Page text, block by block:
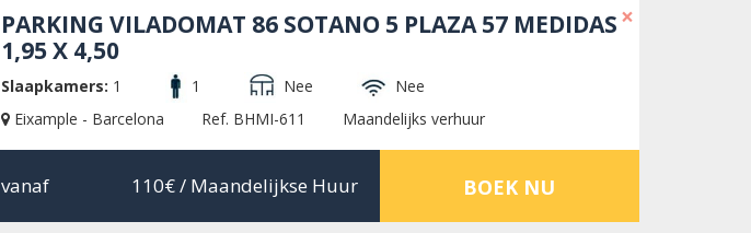
×
PARKING VILADOMAT 86 SOTANO 5 PLAZA 57 MEDIDAS
1,95 X 4,50
Slaapkamers: 1 1 Nee
Nee
Eixample - Barcelona
Ref. BHMI-611 Maandelijks verhuur
vanaf 110€/ Maandelijkse Huur BOEK NU